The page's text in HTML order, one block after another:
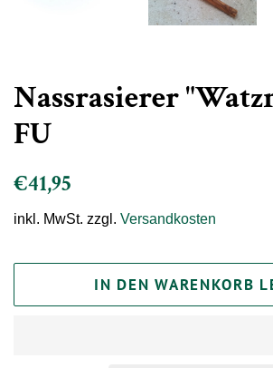
Nassrasierer
FU
Normaler
€41,95
inkl. MwSt. zzgl. Versandkosten
IN DEN WARENKORB